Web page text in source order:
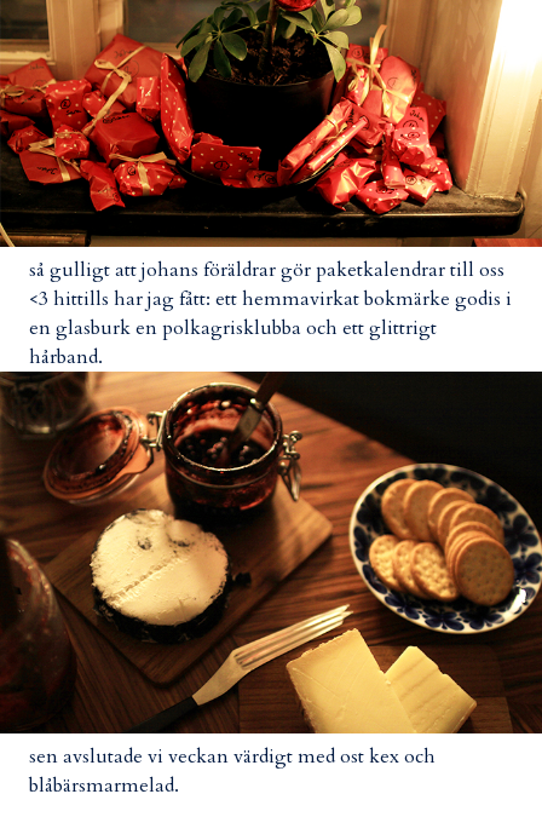
så gulligt att johans föräldrar gör paketkalendrar till oss
<3 hittills har jag fått: ett hemmavirkat bokmärke godis i
en glasburk en polkagrisklubba och ett glittrigt
hårband.
sen avslutade vi veckan värdigt med ost kex och
blåbärsmarmelad.